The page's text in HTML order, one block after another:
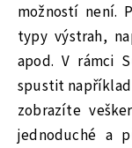
možností není.
typy výstrah,
apod. V rámci
spustit například
zobrazíte
jednoduché a